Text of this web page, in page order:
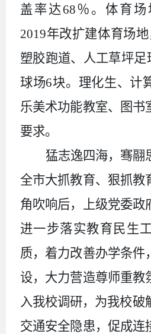
盖率达68％。体育场
2019年改扩建体育场
塑胶跑道、人工草坪足
球场6块。理化生、计
乐美术功能教室、图书
要求。
猛志逸四海，骞翮
全市大抓教育、狠抓教
角吹响后，上级党委政
进一步落实教育民生
质，着力改善办学条件
设，大力营造尊师重教
入我校调研，为我校破
交通安全隐患，促成连